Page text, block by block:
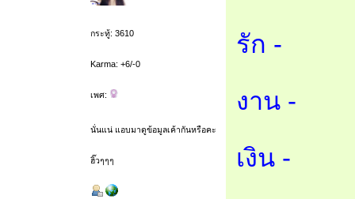
กระทู้: 3610
Karma: +6/-0
เพศ:
นั่นแน่ แอบมาดูข้อมูลเค้ากันหรือคะ
ฮิ๊วๆๆๆ
รัก -
งาน -
เงิน -